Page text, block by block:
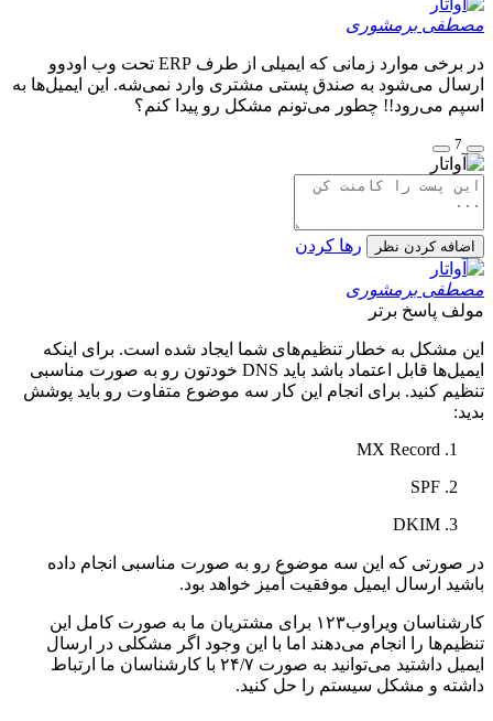
مصطفی برمشوری
در برخی موارد زمانی که ایمیلی از طرف ‌ERP تحت وب اودوو
ارسال می‌شود به صندق پستی مشتری وارد نمی‌شه. این ایمیل‌ها به
اسپم می‌رود!! چطور می‌تونم مشکل رو پیدا کنم؟
7
اضافه کردن نظر رها کردن
مصطفی برمشوری
مولف پاسخ برتر
این مشکل به خطار تنظیم‌های شما ایجاد شده است. برای اینکه
ایمیل‌ها قابل اعتماد باشد باید DNS خودتون رو به صورت مناسبی
تنظیم کنید. برای انجام این کار سه موضوع متفاوت رو باید پوشش
بدید:
MX Record
SPF
DKIM
در صورتی که این سه موضوع رو به صورت مناسبی انجام داده
باشید ارسال ایمیل موفقیت آمیز خواهد بود.
کارشناسان ویراوب۱۲۳ برای مشتریان ما به صورت کامل این
تنظیم‌ها را انجام می‌دهند اما با این وجود اگر مشکلی در ارسال
ایمیل داشتید می‌توانید به صورت ۲۴/۷ با کارشناسان ما ارتباط
داشته و مشکل سیستم را حل کنید.